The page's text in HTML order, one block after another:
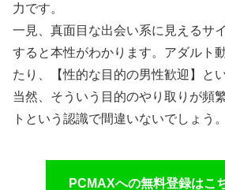
力です。
一見、真面目な出会い系に見えるサ
すると本性がわかります。アダルト
たり、【性的な目的の男性歓迎】と
当然、そういう目的のやり取りが頻
トという認識で間違いないでしょう。
PCMAXへの無料登録はこ